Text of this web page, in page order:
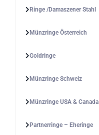
Ringe /Damaszener Stahl
Münzringe Österreich
Goldringe
Münzringe Schweiz
Münzringe USA & Canada
Partnerringe – Eheringe